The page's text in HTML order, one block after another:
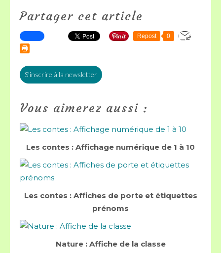
Partager cet article
Repost 0
S'inscrire à la newsletter
Vous aimerez aussi :
Les contes : Affichage numérique de 1 à 10
Les contes : Affiches de porte et étiquettes
prénoms
Nature : Affiche de la classe